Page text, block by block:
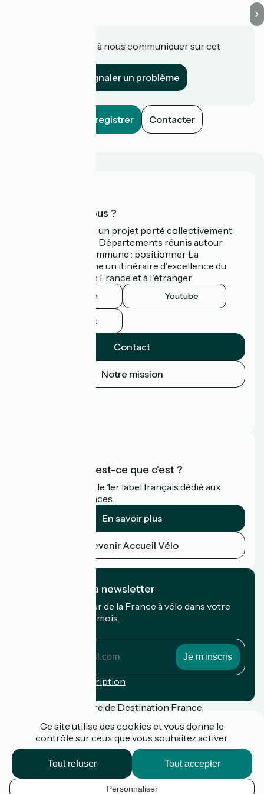
Une information à nous communiquer sur cet
Signaler un problème
Enregistrer Contacter
Qui sommes-nous ?
La Vélodyssée est un projet porté collectivement
par 3 Régions et 9 Départements réunis autour
d'une ambition commune : positionner La
Vélodyssée comme un itinéraire d'excellence du
tourisme à vélo en France et à l'étranger.
Instagram Youtube
Facebook
Contact
Notre mission
Accueil Vélo qu'est-ce que c'est ?
Accueil Vélo c'est le 1er label français dédié aux
cyclistes en vacances.
En savoir plus
Devenir Accueil Vélo
Je m'abonne à la newsletter
Recevez le meilleur de la France à vélo dans votre
boîte mail chaque mois.
Conditions d'inscription
Financé dans le cadre de Destination France
FAQ
Plan du site
Ce site utilise des cookies et vous donne le
contrôle sur ceux que vous souhaitez activer
Tout accepter
Tout refuser
Personnaliser